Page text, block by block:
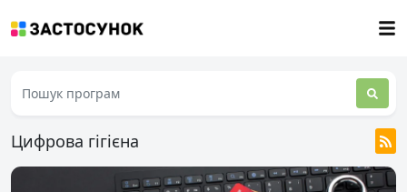
Цифрова гігієна